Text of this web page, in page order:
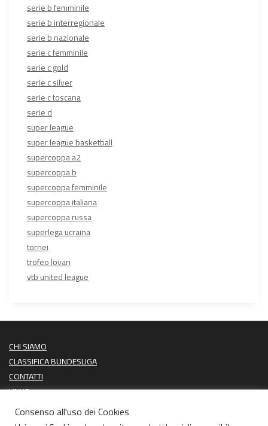
serie b femminile
serie b interregionale
serie b nazionale
serie c femminile
serie c gold
serie c silver
serie c toscana
serie d
super league
super league basketball
supercoppa a2
supercoppa b
supercoppa femminile
supercoppa italiana
supercoppa russa
superlega ucraina
tornei
trofeo lovari
vtb united league
CHI SIAMO
CLASSIFICA BUNDESLIGA
CONTATTI
LINKS
PROSSIME PARTITE
ULTIMI RISULTATI
Consenso all'uso dei Cookies